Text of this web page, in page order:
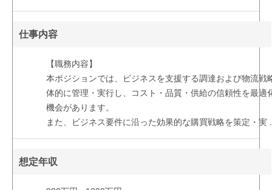
仕事内容
【職務内容】
本ポジションでは、ビジネスを支援する調達および物流戦
体的に管理・実行し、コスト・品質・供給の信頼性を最適
機会があります。
また、ビジネス要件に沿った効果的な購買戦略を策定・実
想定年収